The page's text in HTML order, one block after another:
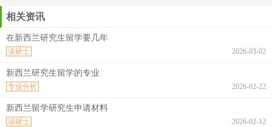
相关资讯
在新西兰研究生留学要几年
2026-03-02
读硕士
新西兰研究生留学的专业
2026-02-22
专业分析
新西兰留学研究生申请材料
2026-02-12
读硕士